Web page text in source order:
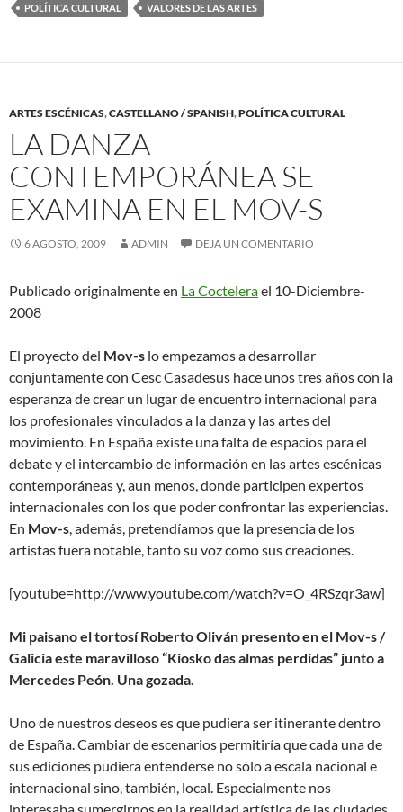
POLÍTICA CULTURAL
VALORES DE LAS ARTES
ARTES ESCÉNICAS,CASTELLANO / SPANISH,POLÍTICA CULTURAL
LA DANZA
CONTEMPORÁNEA SE
EXAMINA EN EL MOV-S
6 AGOSTO, 2009 ADMIN DEJA UN COMENTARIO
Publicado originalmente en La Coctelerael 10-Diciembre-
2008
El proyecto del Mov-s lo empezamos a desarrollar
conjuntamente con Cesc Casadesus hace unos tres años con la
esperanza de crear un lugar de encuentro internacional para
los profesionales vinculados a la danza y las artes del
movimiento. En España existe una falta de espacios para el
debate y el intercambio de información en las artes escénicas
contemporáneas y, aun menos, donde participen expertos
internacionales con los que poder confrontar las experiencias.
En Mov-s , además, pretendíamos que la presencia de los
artistas fuera notable, tanto su voz como sus creaciones.
[youtube=http://www.youtube.com/watch?v=O_4RSzqr3aw]
Mi paisano el tortosí Roberto Oliván presento en el Mov-s /
Galicia este maravilloso “Kiosko das almas perdidas” junto a
Mercedes Peón. Una gozada.
Uno de nuestros deseos es que pudiera ser itinerante dentro
de España. Cambiar de escenarios permitiría que cada una de
sus ediciones pudiera entenderse no sólo a escala nacional e
internacional sino, también, local. Especialmente nos
interesaba sumergirnos en la realidad artística de las ciudades